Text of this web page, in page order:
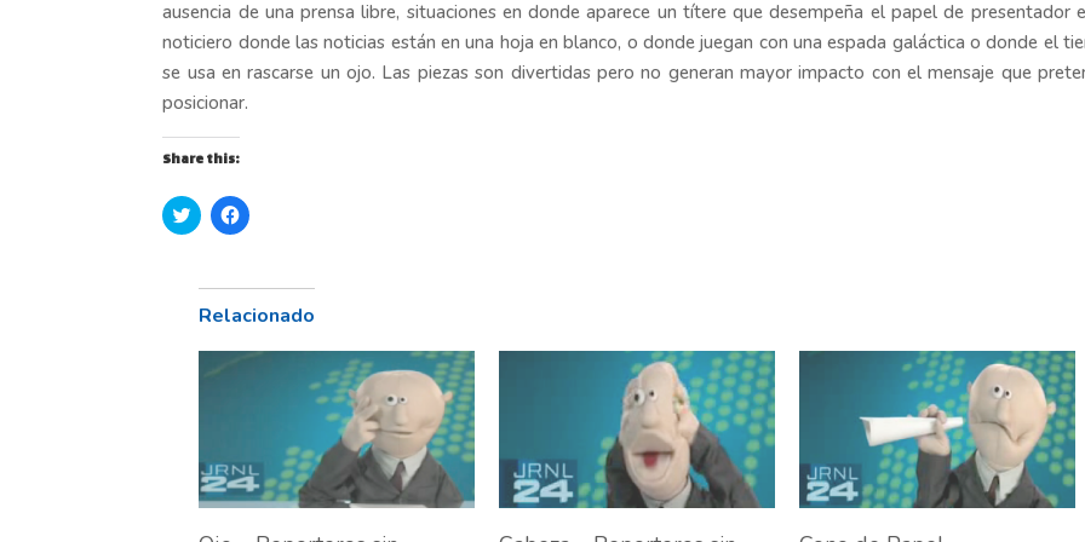
ausencia de una prensa libre, situaciones en donde aparece un títere que desempeña el papel de presentador
noticiero donde las noticias están en una hoja en blanco, o donde juegan con una espada galáctica o donde el
se usa en rascarse un ojo. Las piezas son divertidas pero no generan mayor impacto con el mensaje que
posicionar.
Share this:
H
a
c
p
r
r
r
H
a
i
p
r
r
t
i
r
Relacionado